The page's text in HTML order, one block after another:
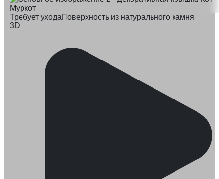
Требует уходаПоверхность из натурального камня
3D